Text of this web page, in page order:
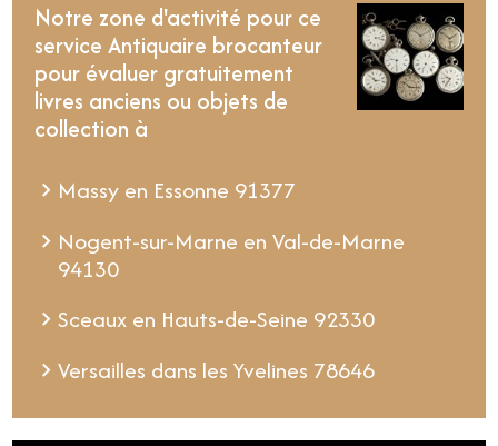
Notre zone d'activité pour ce
service Antiquaire brocanteur
pour évaluer gratuitement
livres anciens ou objets de
collection à
Massy en Essonne 91377
Nogent-sur-Marne en Val-de-Marne
94130
Sceaux en Hauts-de-Seine 92330
Versailles dans les Yvelines 78646